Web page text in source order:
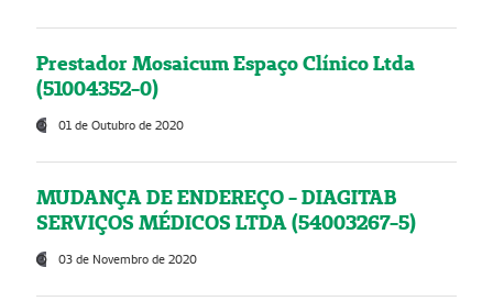
Prestador Mosaicum Espaço Clínico Ltda
(51004352-0)
01 de Outubro de 2020
MUDANÇA DE ENDEREÇO - DIAGITAB
SERVIÇOS MÉDICOS LTDA (54003267-5)
03 de Novembro de 2020